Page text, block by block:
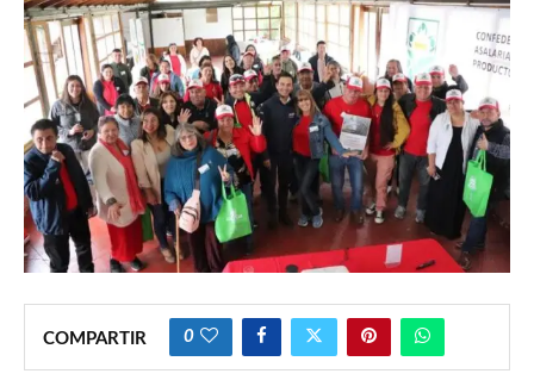
COMPARTIR 0